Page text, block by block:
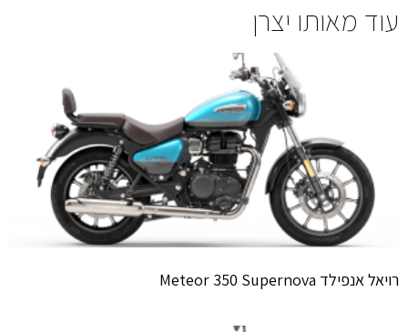
עוד מאותו יצרן
רויאל אנפילד Meteor 350 Supernova